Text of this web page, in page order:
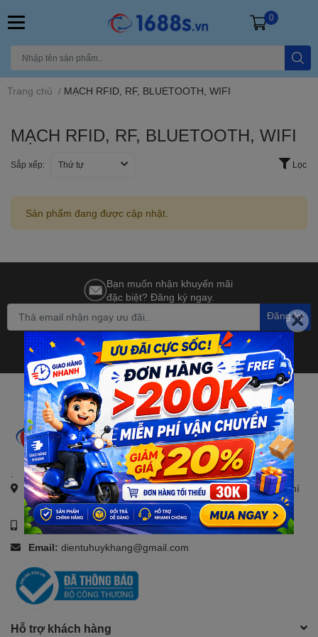
0
Trang chủ / MẠCH RFID, RF, BLUETOOTH, WIFI
MẠCH RFID, RF, BLUETOOTH, WIFI
Sắp xếp: Thứ tự Lọc
Sản phẩm đang được cập nhật.
Bạn muốn nhận khuyến mãi
đặc biệt? Đăng ký ngay.
Đăng ký
Địa chỉ:21, Đường số 4, KDC Savico, Tam Bình, TP. Hồ Chí
Minh
Số điện thoại:0907088123
Email: dientuhuykhang@gmail.com
Hỗ trợ khách hàng